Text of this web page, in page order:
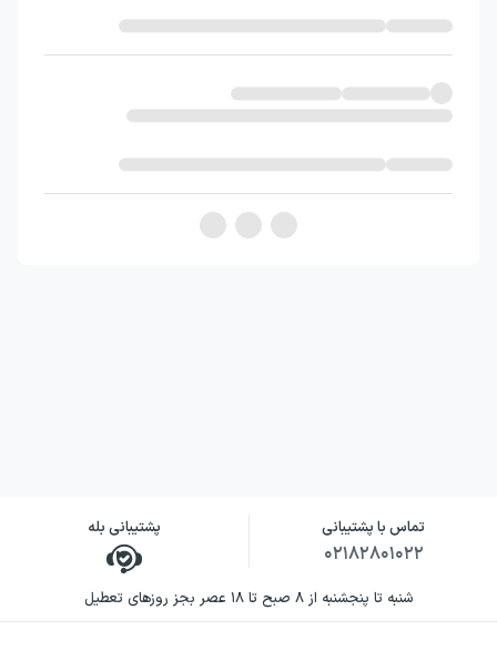
تماس با پشتیبانی
۰۲۱۸۲۸۰۱۰۲۲
پشتیبانی بله
شنبه تا پنجشنبه از ۸ صبح تا ۱۸ عصر بجز روزهای تعطیل